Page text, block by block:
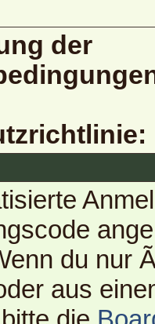
der
du nur
aus